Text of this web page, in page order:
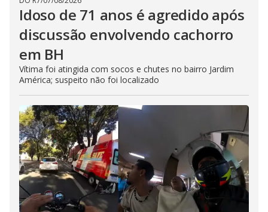
Idoso de 71 anos é agredido após
discussão envolvendo cachorro
em BH
Vítima foi atingida com socos e chutes no bairro Jardim
América; suspeito não foi localizado